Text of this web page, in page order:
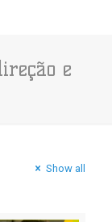
e
Show all